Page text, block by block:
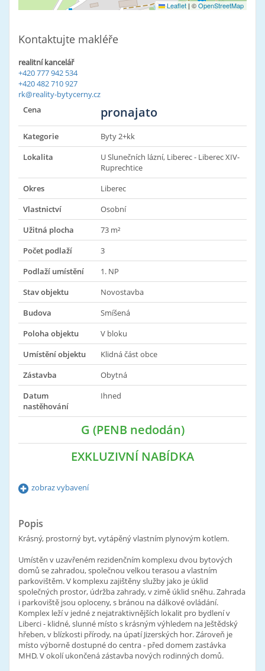
Leaflet | ©OpenStreetMap
Kontaktujte makléře
realitní kancelář
+420 777 942 534
+420 482 710 927
rk@reality-bytycerny.cz
Cena
pronajato
Kategorie
Byty 2+kk
Lokalita
U Slunečních lázní, Liberec - Liberec XIV-
Ruprechtice
Okres
Liberec
Vlastnictví
Osobní
Užitná plocha
73 m²
Počet podlaží
3
Podlaží umístění
1. NP
Stav objektu
Novostavba
Budova
Smíšená
Poloha objektu
V bloku
Umístění objektu
Klidná část obce
Zástavba
Obytná
Datum
nastěhování
Ihned
G (PENB nedodán)
EXKLUZIVNÍ NABÍDKA
zobraz vybavení
Popis
Krásný, prostorný byt, vytápěný vlastním plynovým kotlem.
Umístěn v uzavřeném rezidenčním komplexu dvou bytových
domů se zahradou, společnou velkou terasou a vlastním
parkovištěm. V komplexu zajištěny služby jako je úklid
společných prostor, údržba zahrady, v zimě úklid sněhu. Zahrada
i parkoviště jsou oploceny, s bránou na dálkové ovládání.
Komplex leží v jedné z nejatraktivnějších lokalit pro bydlení v
Liberci - klidné, slunné místo s krásným výhledem na Ještědský
hřeben, v blízkosti přírody, na úpatí Jizerských hor. Zároveň je
místo výborně dostupné do centra - před domem zastávka
MHD. V okolí ukončená zástavba nových rodinných domů.